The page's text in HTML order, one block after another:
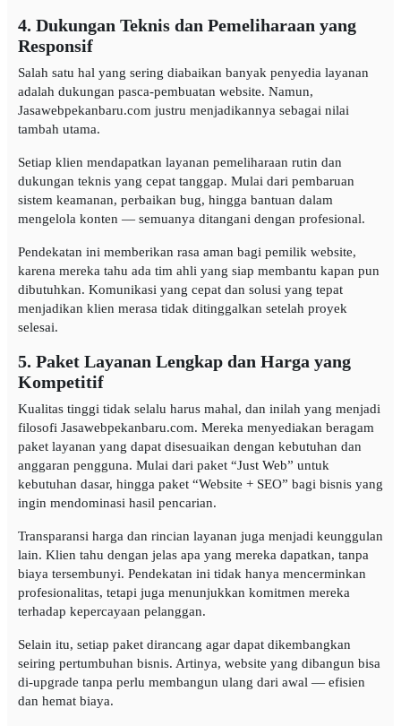
4. Dukungan Teknis dan Pemeliharaan yang
Responsif
Salah satu hal yang sering diabaikan banyak penyedia layanan
adalah dukungan pasca-pembuatan website. Namun,
Jasawebpekanbaru.com justru menjadikannya sebagai nilai
tambah utama.
Setiap klien mendapatkan layanan pemeliharaan rutin dan
dukungan teknis yang cepat tanggap. Mulai dari pembaruan
sistem keamanan, perbaikan bug, hingga bantuan dalam
mengelola konten — semuanya ditangani dengan profesional.
Pendekatan ini memberikan rasa aman bagi pemilik website,
karena mereka tahu ada tim ahli yang siap membantu kapan pun
dibutuhkan. Komunikasi yang cepat dan solusi yang tepat
menjadikan klien merasa tidak ditinggalkan setelah proyek
selesai.
5. Paket Layanan Lengkap dan Harga yang
Kompetitif
Kualitas tinggi tidak selalu harus mahal, dan inilah yang menjadi
filosofi Jasawebpekanbaru.com. Mereka menyediakan beragam
paket layanan yang dapat disesuaikan dengan kebutuhan dan
anggaran pengguna. Mulai dari paket “Just Web” untuk
kebutuhan dasar, hingga paket “Website + SEO” bagi bisnis yang
ingin mendominasi hasil pencarian.
Transparansi harga dan rincian layanan juga menjadi keunggulan
lain. Klien tahu dengan jelas apa yang mereka dapatkan, tanpa
biaya tersembunyi. Pendekatan ini tidak hanya mencerminkan
profesionalitas, tetapi juga menunjukkan komitmen mereka
terhadap kepercayaan pelanggan.
Selain itu, setiap paket dirancang agar dapat dikembangkan
seiring pertumbuhan bisnis. Artinya, website yang dibangun bisa
di-upgrade tanpa perlu membangun ulang dari awal — efisien
dan hemat biaya.